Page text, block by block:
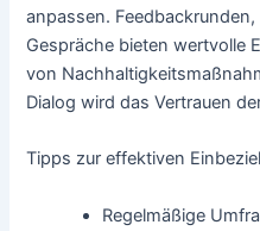
anpassen.
Gespräche bieten wertvolle
von
Dialog wird das Vertrauen
Tipps zur effektiven
Regelmäßige